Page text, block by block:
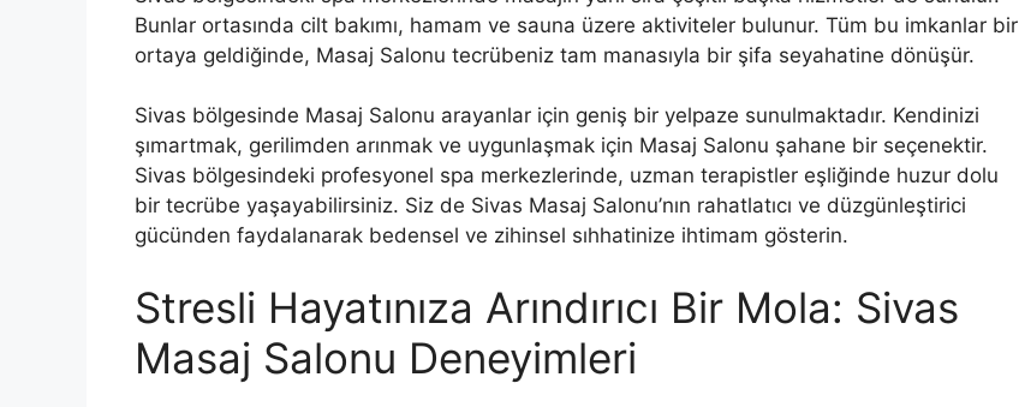
Bunlar ortasında cilt bakımı, hamam ve sauna üzere aktiviteler bulunur. Tüm bu imkanlar bir
ortaya geldiğinde, Masaj Salonu tecrübeniz tam manasıyla bir şifa seyahatine dönüşür.
Sivas bölgesinde Masaj Salonu arayanlar için geniş bir yelpaze sunulmaktadır. Kendinizi
şımartmak, gerilimden arınmak ve uygunlaşmak için Masaj Salonu şahane bir seçenektir.
Sivas bölgesindeki profesyonel spa merkezlerinde, uzman terapistler eşliğinde huzur dolu
bir tecrübe yaşayabilirsiniz. Siz de Sivas Masaj Salonu’nın rahatlatıcı ve düzgünleştirici
gücünden faydalanarak bedensel ve zihinsel sıhhatinize ihtimam gösterin.
Stresli Hayatınıza Arındırıcı Bir Mola: Sivas
Masaj Salonu Deneyimleri